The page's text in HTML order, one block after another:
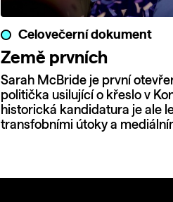
Celovečerní dokument
Země prvních
Sarah McBride je první
politička usilující o křeslo v
historická kandidatura je ale
transfobními útoky a